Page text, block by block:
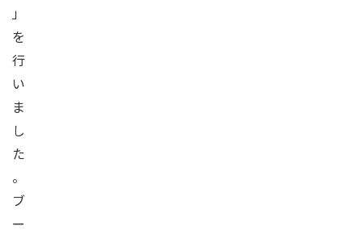
」
を
行
い
ま
し
た
。
ブ
ー